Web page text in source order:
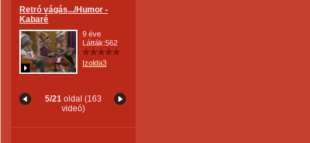
Retró vágás.../Humor -
Kabaré
9 éve
Látták:562
Izolda3
5/21 oldal (163
videó)